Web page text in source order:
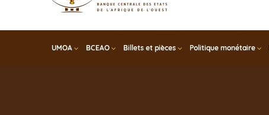
UMOA BCEAO Billets et pièces Politique monétaire